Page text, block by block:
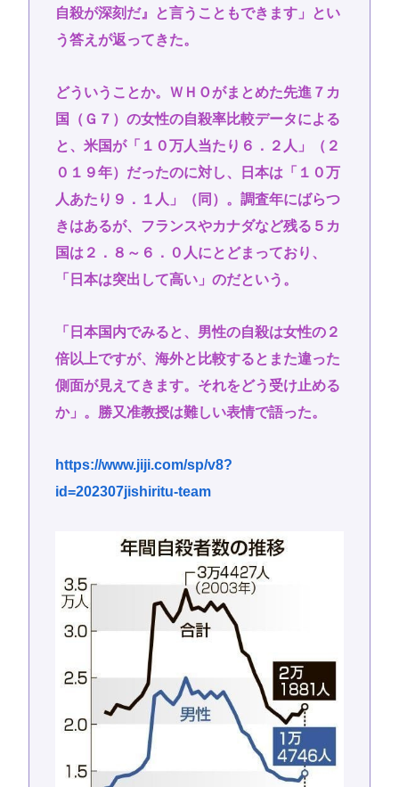
自殺が深刻だ』と言うこともできます」とい
う答えが返ってきた。
どういうことか。ＷＨＯがまとめた先進７カ
国（Ｇ７）の女性の自殺率比較データによる
と、米国が「１０万人当たり６．２人」（２
０１９年）だったのに対し、日本は「１０万
人あたり９．１人」（同）。調査年にばらつ
きはあるが、フランスやカナダなど残る５カ
国は２．８～６．０人にとどまっており、
「日本は突出して高い」のだという。
「日本国内でみると、男性の自殺は女性の２
倍以上ですが、海外と比較するとまた違った
側面が見えてきます。それをどう受け止める
か」。勝又准教授は難しい表情で語った。
https://www.jiji.com/sp/v8?
id=202307jishiritu-team